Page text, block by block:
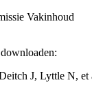
Vakinhoud
J, Lyttle N,